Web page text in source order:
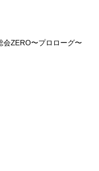
会ZERO〜プロローグ〜